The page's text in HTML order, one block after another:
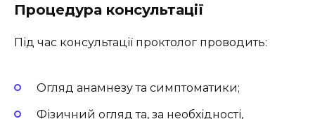
Процедура консультації
Під час консультації проктолог проводить:
Огляд анамнезу та симптоматики;
Фізичний огляд та, за необхідності,